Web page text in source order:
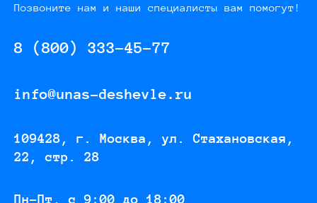
Позвоните нам и наши специалисты вам помогут!
8 (800) 333-45-77
info@unas-deshevle.ru
109428, г. Москва, ул. Стахановская,
22, стр. 28
Пн-Пт, с 9:00 до 18:00